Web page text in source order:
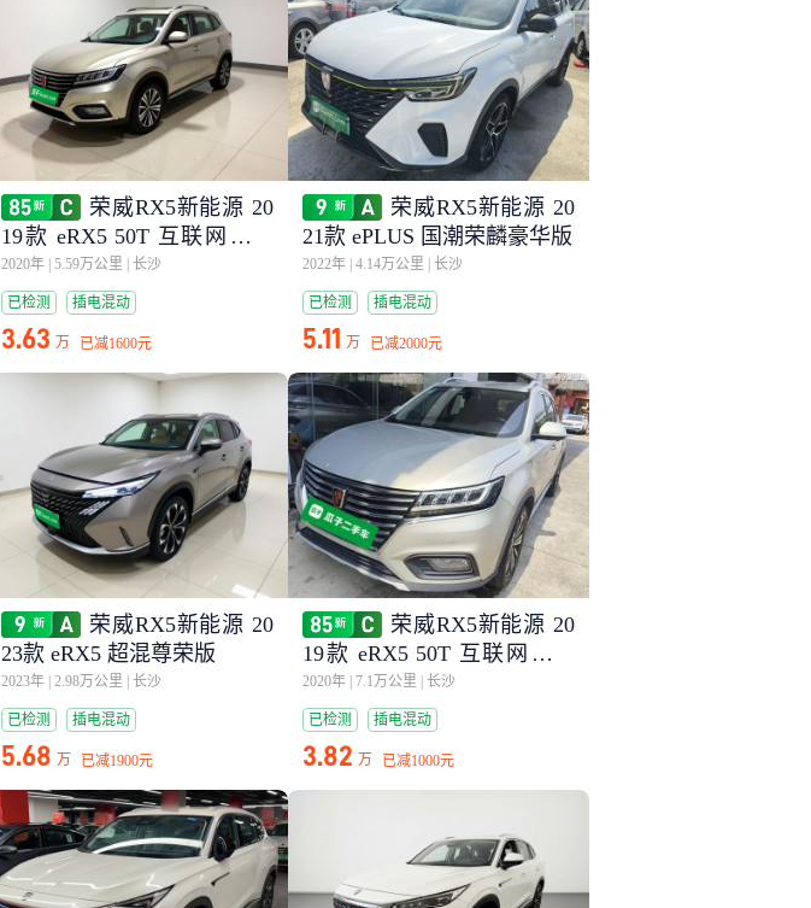
荣威RX5新能源 20
19款 eRX5 50T 互联网超越
旗舰版
2020年 5.59万公里 长沙
已检测 插电混动
3.63 万 已减1600元
荣威RX5新能源 20
21款 ePLUS 国潮荣麟豪华版
2022年 4.14万公里 长沙
已检测 插电混动
5.11 万 已减2000元
荣威RX5新能源 20
23款 eRX5 超混尊荣版
2023年 2.98万公里 长沙
已检测 插电混动
5.68 万 已减1900元
荣威RX5新能源 20
19款 eRX5 50T 互联网超越
旗舰版
2020年 7.1万公里 长沙
已检测 插电混动
3.82 万 已减1000元